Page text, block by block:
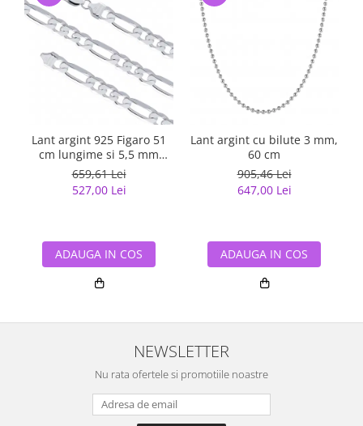
Lant argint 925 Figaro 51
cm lungime si 5,5 mm
latime, Classical You
LSX0202
659,61 Lei
527,00 Lei
ADAUGA IN COS
Lant argint cu bilute 3 mm,
60 cm
905,46 Lei
647,00 Lei
ADAUGA IN COS
NEWSLETTER
Nu rata ofertele si promotiile noastre